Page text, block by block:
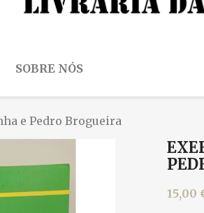
SOBRE NÓS
e Pedro Brogueira
15,00